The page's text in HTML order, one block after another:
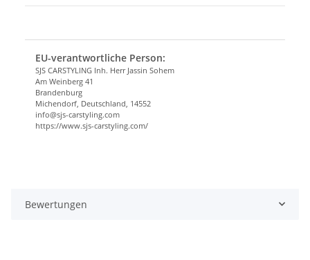
EU-verantwortliche Person:
SJS CARSTYLING Inh. Herr Jassin Sohem
Am Weinberg 41
Brandenburg
Michendorf, Deutschland, 14552
info@sjs-carstyling.com
https://www.sjs-carstyling.com/
Bewertungen